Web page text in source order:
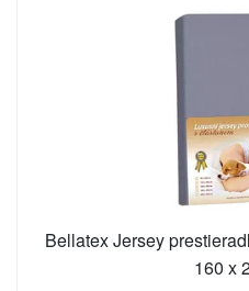
Bellatex Jersey
160 x